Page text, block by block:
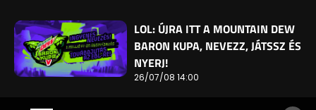
LOL: ÚJRA ITT A MOUNTAIN DEW
BARON KUPA, NEVEZZ, JÁTSSZ ÉS
NYERJ!
26/07/08 14:00